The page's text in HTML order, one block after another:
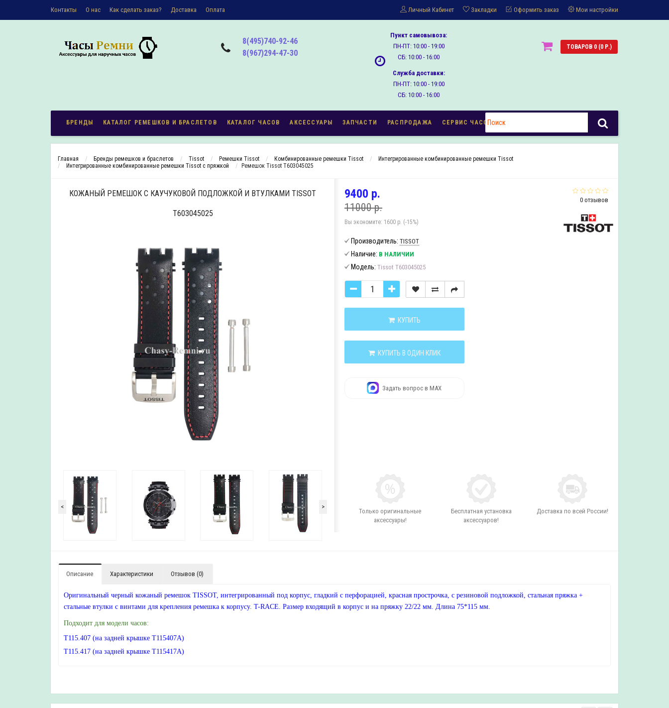
Контакты О наc Как сделать заказ? Доставка Оплата Личный Кабинет Закладки Оформить заказ Мои настройки
8(495)740-92-46
8(967)294-47-30
Пункт самовывоза:
ПН-ПТ: 10:00 - 19:00
СБ: 10:00 - 16:00
Служба доставки:
ПН-ПТ: 10:00 - 19:00
СБ: 10:00 - 16:00
ТОВАРОВ 0 (0 Р.)
БРЕНДЫ КАТАЛОГ РЕМЕШКОВ И БРАСЛЕТОВ КАТАЛОГ ЧАСОВ АКСЕССУАРЫ ЗАПЧАСТИ РАСПРОДАЖА СЕРВИС ЧАСОВ
Главная Бренды ремешков и браслетов Tissot Ремешки Tissot Комбинированные ремешки Tissot
Интегрированные комбинированные ремешки Tissot
Интегрированные комбинированные ремешки Tissot с пряжкой
Ремешок Tissot T603045025
КОЖАНЫЙ РЕМЕШОК С КАУЧУКОВОЙ ПОДЛОЖКОЙ И ВТУЛКАМИ TISSOT
T603045025
< >
0 отзывов
9400 р.
11000 р.
Вы экономите: 1600 р. (-15%)
Производитель: TISSOT
Наличие: В НАЛИЧИИ
Модель: Tissot T603045025
КУПИТЬ
КУПИТЬ В ОДИН КЛИК
Задать вопрос в MAX
Только оригинальные
аксессуары!
Бесплатная установка
аксессуаров!
Доставка по всей России!
Описание Характеристики Отзывов (0)
Оригинальный черный кожаный ремешок TISSOT, интегрированный под корпус, гладкий с перфорацией, красная прострочка, с резиновой подложкой, стальная пряжка +
стальные втулки с винтами для крепления ремешка к корпусу. T-RACE. Размер входящий в корпус и на пряжку 22/22 мм. Длина 75*115 мм.
Подходит для модели часов:
T115.407 (на задней крышке T115407A)
T115.417 (на задней крышке T115417A)